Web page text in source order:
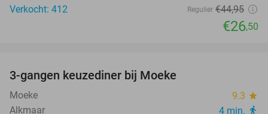
Verkocht: 412 Regulier €44,95
€26,50
3-gangen keuzediner bij Moeke
Moeke 9.3 star
Alkmaar 4 min. directions_walk